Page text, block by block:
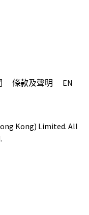
條款及聲明 EN
Kong) Limited. All